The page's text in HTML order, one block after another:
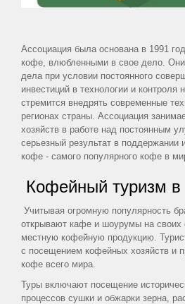
Ассоциация была основана в 1991
кофе, влюбленными в свое дело. Они
дела при условии постоянного
инвестиций в технологии и
стремится внедрять современные
регионах страны. Ассоциация
хозяйств в работе над постоянным
серьезный результат в поддержании
кофе - самого популярного кофе в
Кофейный туризм в
Учитывая огромную популярность
открывают кафе и шоурумы на своих
местную кофейную продукцию.
с посещением кофейных хозяйств и
кофе всего мира.
Туры включают посещение
процессов сушки и обжарки зерна,